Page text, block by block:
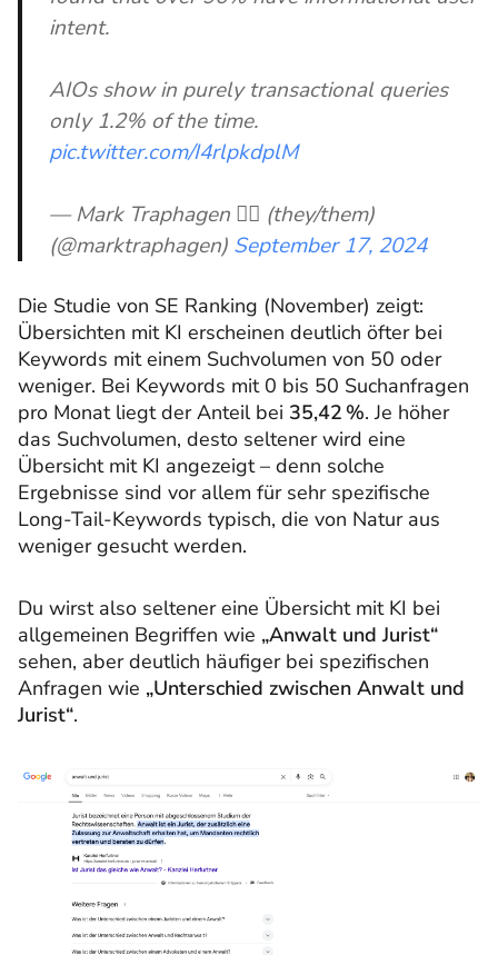
intent.
AIOs show in purely transactional queries
only 1.2% of the time.
pic.twitter.com/I4rlpkdplM
— Mark Traphagen 🏳️‍🌈 (they/them)
(@marktraphagen) September 17, 2024
Die Studie von SE Ranking (November) zeigt:
Übersichten mit KI erscheinen deutlich öfter bei
Keywords mit einem Suchvolumen von 50 oder
weniger. Bei Keywords mit 0 bis 50 Suchanfragen
pro Monat liegt der Anteil bei 35,42 %. Je höher
das Suchvolumen, desto seltener wird eine
Übersicht mit KI angezeigt – denn solche
Ergebnisse sind vor allem für sehr spezifische
Long-Tail-Keywords typisch, die von Natur aus
weniger gesucht werden.
Du wirst also seltener eine Übersicht mit KI bei
allgemeinen Begriffen wie „Anwalt und Jurist“
sehen, aber deutlich häufiger bei spezifischen
Anfragen wie „Unterschied zwischen Anwalt und
Jurist“.